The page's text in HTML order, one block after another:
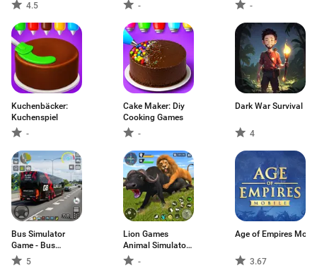
4.5
-
-
Kuchenbäcker:
Kuchenspiel
-
Cake Maker: Diy
Cooking Games
-
Dark War Survival
4
Bus Simulator
Game - Bus
Games
5
Lion Games
Animal Simulator
3D -
Age of Empires
3.67